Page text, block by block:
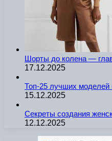
Шорты до колена —
17.12.2025
Топ-25 лучших моделей
15.12.2025
Секреты создания
12.12.2025